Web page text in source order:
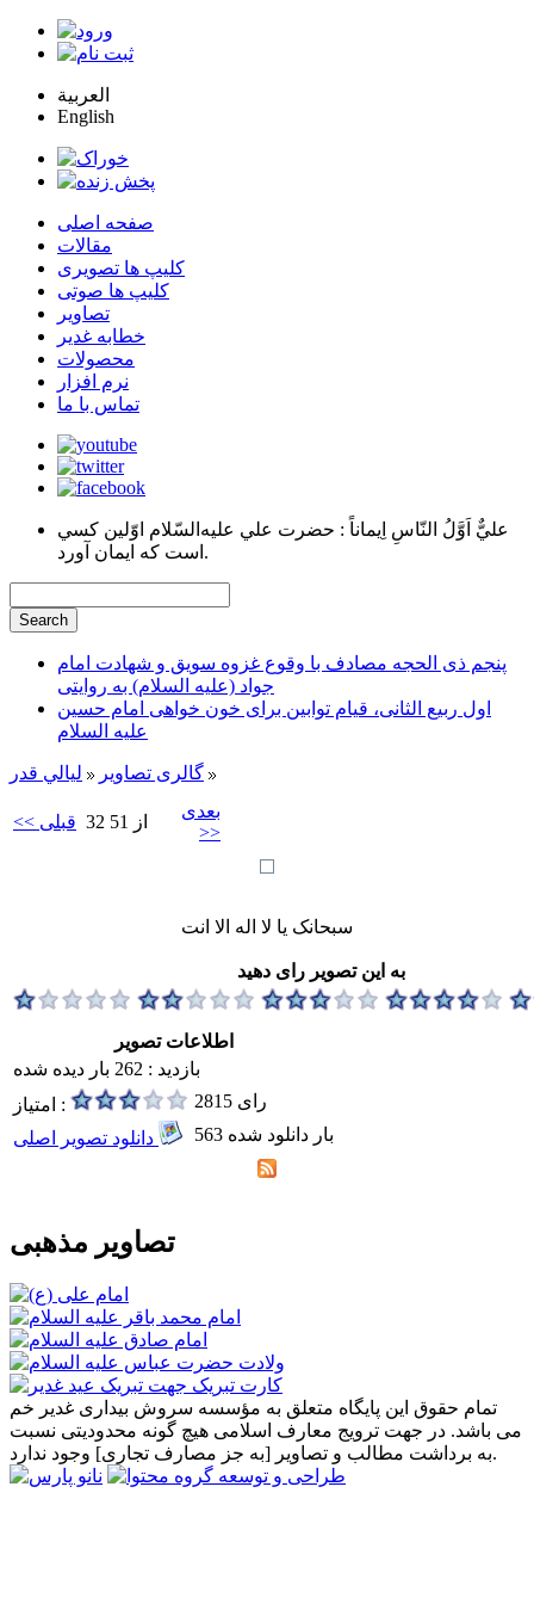
العربية
English
صفحه اصلی
مقالات
کلیپ ها تصویری
کلیپ ها صوتی
تصاویر
خطابه غدیر
محصولات
نرم افزار
تماس با ما
عليٌّ اَوَّلُ النّاسِ اِيماناً : حضرت علي عليه‌السّلام اوّلين كسي
است كه ايمان آورد.
پنجم ذی الحجه مصادف با وقوع غزوه سویق و شهادت امام
جواد (علیه السلام) به روایتی
اول ربیع الثانی، قیام توابین برای خون خواهی امام حسین
علیه السلام
گالری تصاویر ليالي قدر
<< قبلی 32 از 51
بعدی
>>
سبحانک یا لا اله الا انت
به این تصویر رای دهید
اطلاعات تصویر
بازدید : 262 بار دیده شده
امتیاز :
2815 رای
563 بار دانلود شده
تصاویر مذهبی
تمام حقوق این پایگاه متعلق به مؤسسه سروش بیداری غدیر خم
می باشد. در جهت ترویج معارف اسلامی هیچ گونه محدودیتی نسبت
به برداشت مطالب و تصاویر [به جز مصارف تجاری] وجود ندارد.